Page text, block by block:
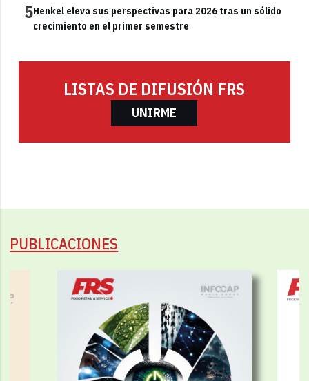
5Henkel eleva sus perspectivas para 2026 tras un sólido
crecimiento en el primer semestre
LISTAS DE DIFUSIÓN FRS
UNIRME
PUBLICACIONES